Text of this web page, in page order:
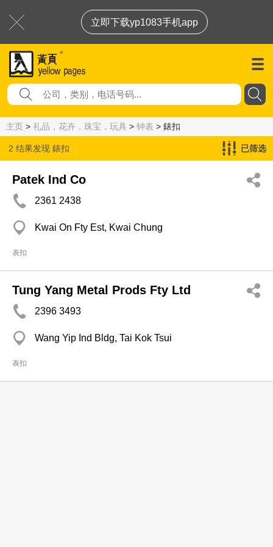
立即下载yp1083手机app
主页 > 礼品，花卉，珠宝，玩具 > 钟表 > 錶扣
2 结果发现 錶扣 已筛选
Patek Ind Co
2361 2438
Kwai On Fty Est, Kwai Chung
表扣
Tung Yang Metal Prods Fty Ltd
2396 3493
Wang Yip Ind Bldg, Tai Kok Tsui
表扣